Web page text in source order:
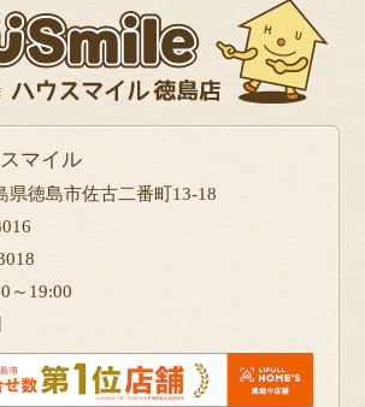
マイル
県徳島市佐古二番町13-18
～19:00